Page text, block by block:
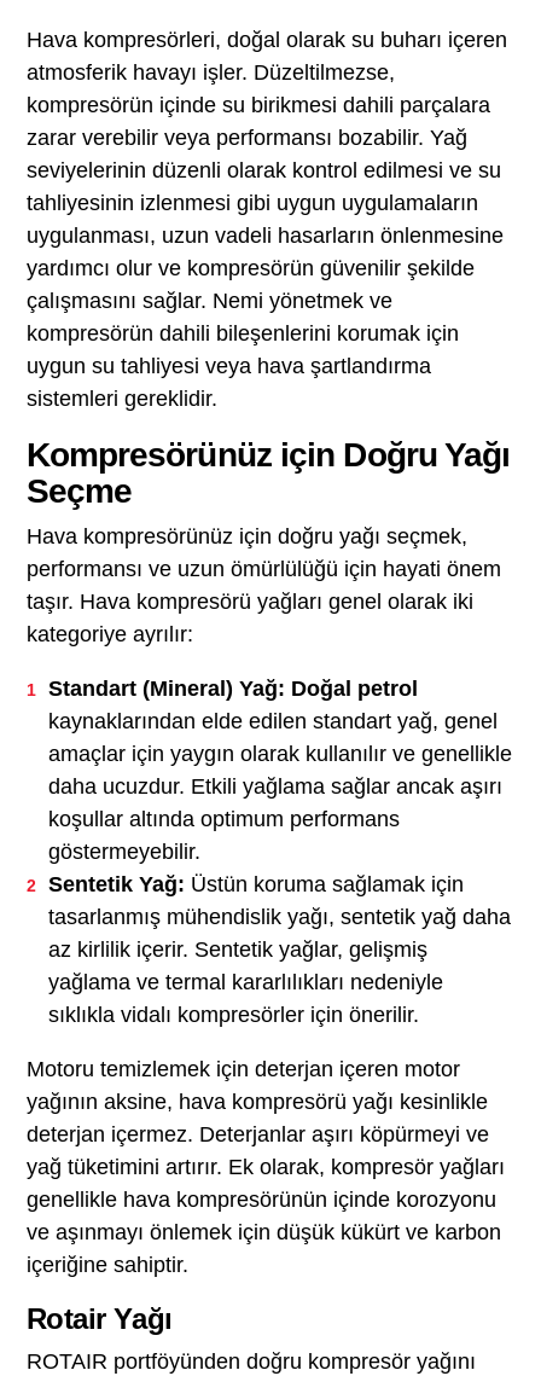
Hava kompresörleri, doğal olarak su buharı içeren
atmosferik havayı işler. Düzeltilmezse,
kompresörün içinde su birikmesi dahili parçalara
zarar verebilir veya performansı bozabilir. Yağ
seviyelerinin düzenli olarak kontrol edilmesi ve su
tahliyesinin izlenmesi gibi uygun uygulamaların
uygulanması, uzun vadeli hasarların önlenmesine
yardımcı olur ve kompresörün güvenilir şekilde
çalışmasını sağlar. Nemi yönetmek ve
kompresörün dahili bileşenlerini korumak için
uygun su tahliyesi veya hava şartlandırma
sistemleri gereklidir.
Kompresörünüz için Doğru Yağı
Seçme
Hava kompresörünüz için doğru yağı seçmek,
performansı ve uzun ömürlülüğü için hayati önem
taşır. Hava kompresörü yağları genel olarak iki
kategoriye ayrılır:
Standart (Mineral) Yağ: Doğal petrol
kaynaklarından elde edilen standart yağ, genel
amaçlar için yaygın olarak kullanılır ve genellikle
daha ucuzdur. Etkili yağlama sağlar ancak aşırı
koşullar altında optimum performans
göstermeyebilir.
Sentetik Yağ: Üstün koruma sağlamak için
tasarlanmış mühendislik yağı, sentetik yağ daha
az kirlilik içerir. Sentetik yağlar, gelişmiş
yağlama ve termal kararlılıkları nedeniyle
sıklıkla vidalı kompresörler için önerilir.
Motoru temizlemek için deterjan içeren motor
yağının aksine, hava kompresörü yağı kesinlikle
deterjan içermez. Deterjanlar aşırı köpürmeyi ve
yağ tüketimini artırır. Ek olarak, kompresör yağları
genellikle hava kompresörünün içinde korozyonu
ve aşınmayı önlemek için düşük kükürt ve karbon
içeriğine sahiptir.
Rotair Yağı
ROTAIR portföyünden doğru kompresör yağını